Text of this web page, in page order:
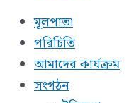
মূলপাতা
পরিচিতি
আমাদের কার্যক্রম
সংগঠন